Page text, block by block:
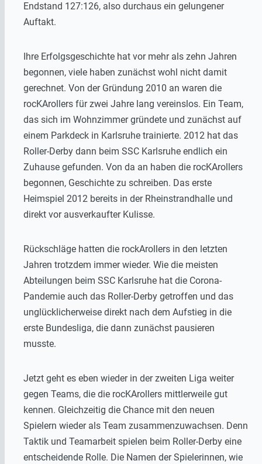
Endstand 127:126, also durchaus ein gelungener
Auftakt.
Ihre Erfolgsgeschichte hat vor mehr als zehn Jahren
begonnen, viele haben zunächst wohl nicht damit
gerechnet. Von der Gründung 2010 an waren die
rocKArollers für zwei Jahre lang vereinslos. Ein Team,
das sich im Wohnzimmer gründete und zunächst auf
einem Parkdeck in Karlsruhe trainierte. 2012 hat das
Roller-Derby dann beim SSC Karlsruhe endlich ein
Zuhause gefunden. Von da an haben die rocKArollers
begonnen, Geschichte zu schreiben. Das erste
Heimspiel 2012 bereits in der Rheinstrandhalle und
direkt vor ausverkaufter Kulisse.
Rückschläge hatten die rockArollers in den letzten
Jahren trotzdem immer wieder. Wie die meisten
Abteilungen beim SSC Karlsruhe hat die Corona-
Pandemie auch das Roller-Derby getroffen und das
unglücklicherweise direkt nach dem Aufstieg in die
erste Bundesliga, die dann zunächst pausieren
musste.
Jetzt geht es eben wieder in der zweiten Liga weiter
gegen Teams, die die rocKArollers mittlerweile gut
kennen. Gleichzeitig die Chance mit den neuen
Spielern wieder als Team zusammenzuwachsen. Denn
Taktik und Teamarbeit spielen beim Roller-Derby eine
entscheidende Rolle. Die Namen der Spielerinnen, wie